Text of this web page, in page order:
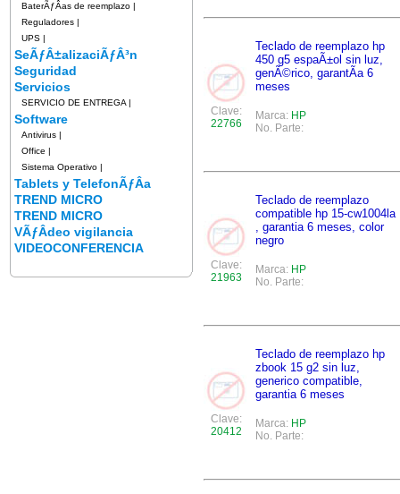
BaterÃƒÂ­as de reemplazo |
Reguladores |
UPS |
SeÃƒÂ±alizaciÃƒÂ³n
Seguridad
Servicios
SERVICIO DE ENTREGA |
Software
Antivirus |
Office |
Sistema Operativo |
Tablets y TelefonÃƒÂ­a
TREND MICRO
TREND MICRO
VÃƒÂ­deo vigilancia
VIDEOCONFERENCIA
Clave:
22766
Teclado de reemplazo hp
450 g5 espaÃ±ol sin luz,
genÃ©rico, garantÃ­a 6
meses
Marca: HP
No. Parte:
Clave:
21963
Teclado de reemplazo
compatible hp 15-cw1004la
, garantia 6 meses, color
negro
Marca: HP
No. Parte:
Clave:
20412
Teclado de reemplazo hp
zbook 15 g2 sin luz,
generico compatible,
garantia 6 meses
Marca: HP
No. Parte: